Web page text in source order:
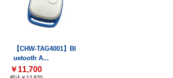
【CHW-TAG4001】Bl
uetooth A...
￥11,700